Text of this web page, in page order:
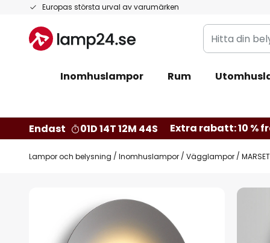
Europas största urval av varumärken
Hoppa
innehållet
Hitta
din
Inomhuslampor Rum
Endast
01D 14T 12M 43S Extra rabatt: 10 %
Lampor och belysning Inomhuslampor Vägglampor